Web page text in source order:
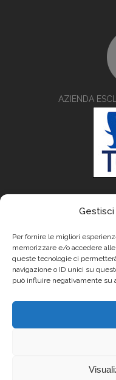
Per fornire le migliori
memorizzare e/o accedere
queste tecnologie ci
navigazione o ID unici su
può influire negativamente su
AZIENDA